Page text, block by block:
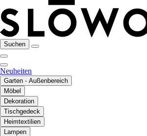
Suchen
Neuheiten
Garten - Außenbereich
Möbel
Dekoration
Tischgedeck
Heimtextilien
Lampen